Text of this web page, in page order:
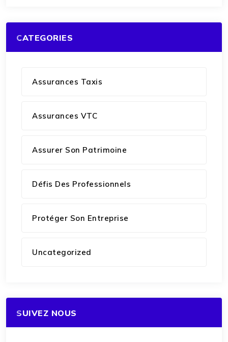
CATEGORIES
Assurances Taxis
Assurances VTC
Assurer Son Patrimoine
Défis Des Professionnels
Protéger Son Entreprise
Uncategorized
SUIVEZ NOUS